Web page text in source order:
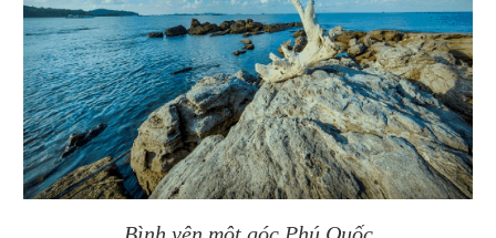
Bình yên một góc Phú Quốc